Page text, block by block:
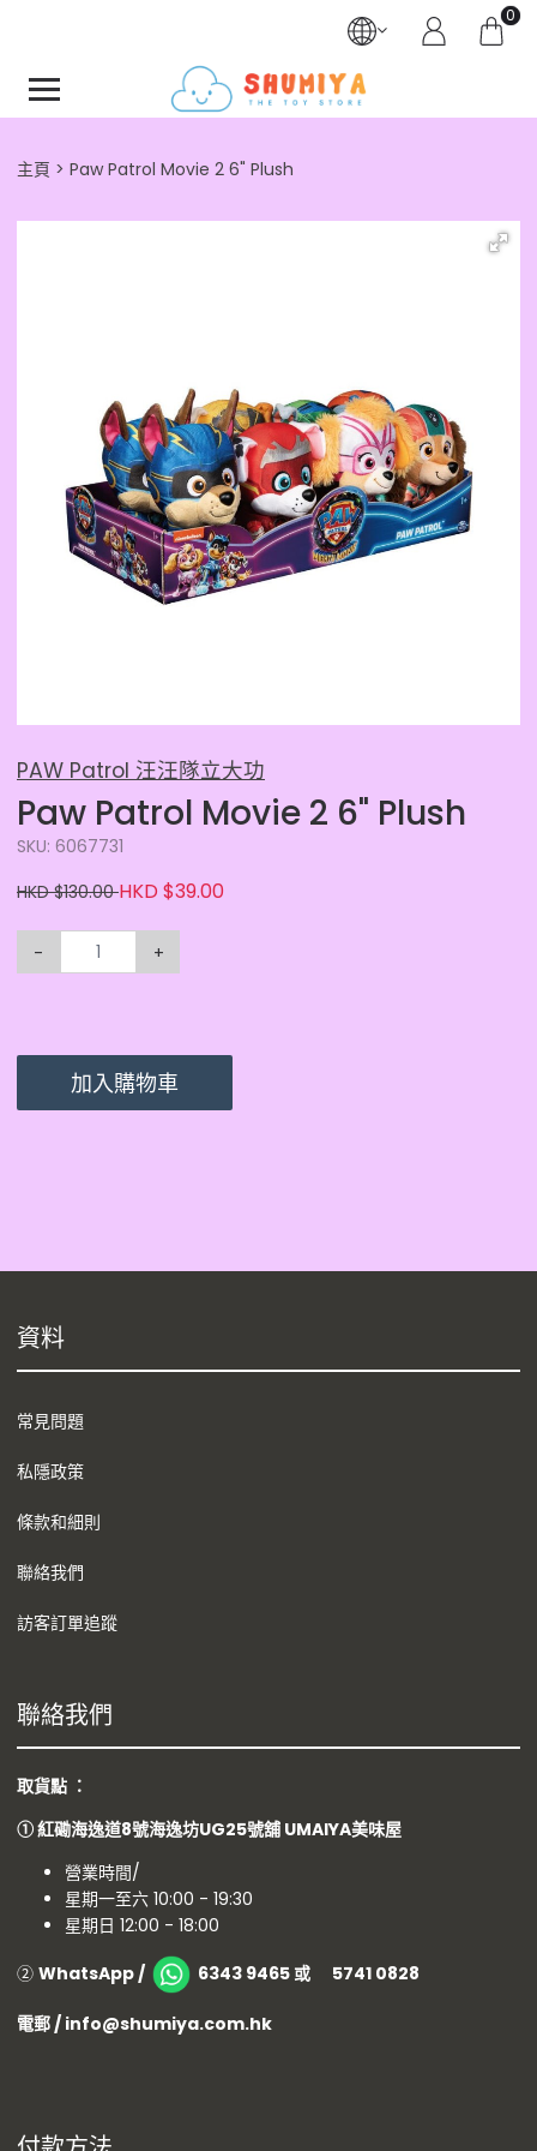
0
主頁 Paw Patrol Movie 2 6" Plush
PAW Patrol 汪汪隊立大功
Paw Patrol Movie 2 6" Plush
SKU: 6067731
HKD $130.00HKD $39.00
- +
加入購物車
資料
常見問題
私隱政策
條款和細則
聯絡我們
訪客訂單追蹤
聯絡我們
取貨點 ：
①紅磡海逸道8號海逸坊UG25號舖 UMAIYA美味屋
營業時間/
星期一至六 10:00 - 19:30
星期日 12:00 - 18:00
② WhatsApp / 6343 9465 或 5741 0828
電郵 / info@shumiya.com.hk